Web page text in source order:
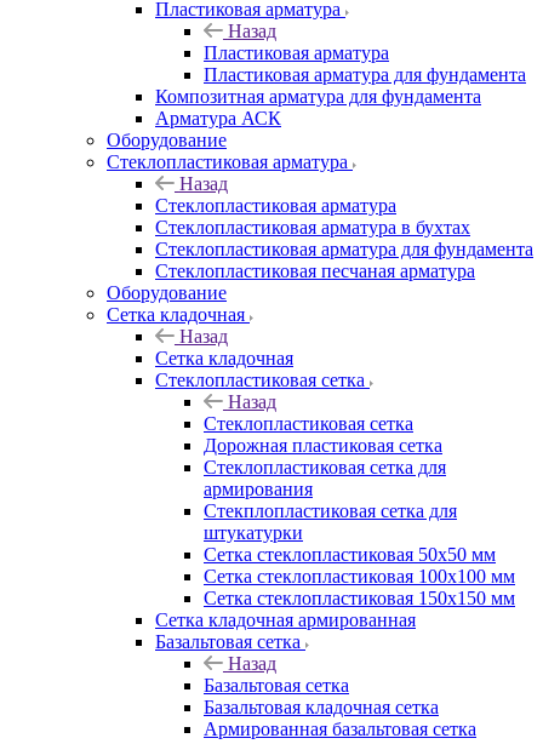
Пластиковая арматура
Назад
Пластиковая арматура
Пластиковая арматура для фундамента
Композитная арматура для фундамента
Арматура АСК
Оборудование
Cтеклопластиковая арматура
Назад
Cтеклопластиковая арматура
Стеклопластиковая арматура в бухтах
Стеклопластиковая арматура для фундамента
Стеклопластиковая песчаная арматура
Оборудование
Сетка кладочная
Назад
Сетка кладочная
Стеклопластиковая сетка
Назад
Стеклопластиковая сетка
Дорожная пластиковая сетка
Стеклопластиковая сетка для
армирования
Стекплопластиковая сетка для
штукатурки
Сетка стеклопластиковая 50x50 мм
Сетка стеклопластиковая 100x100 мм
Сетка стеклопластиковая 150x150 мм
Сетка кладочная армированная
Базальтовая сетка
Назад
Базальтовая сетка
Базальтовая кладочная сетка
Армированная базальтовая сетка